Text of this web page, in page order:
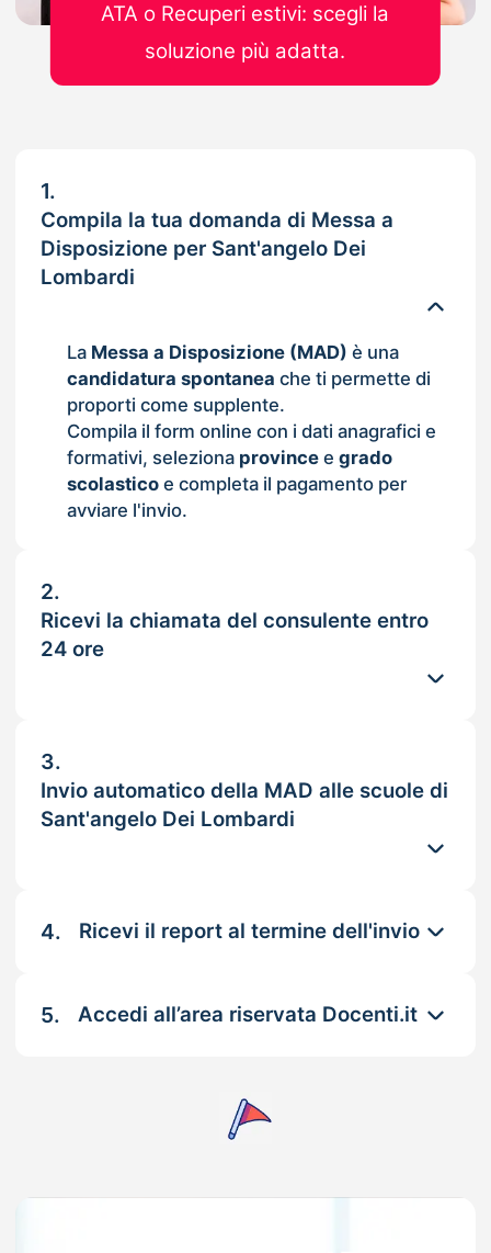
1.
Compila la tua domanda di Messa a
Disposizione per Sant'angelo Dei
Lombardi
La Messa a Disposizione (MAD) è una
candidatura spontanea che ti permette di
proporti come supplente.
Compila il form online con i dati anagrafici e
formativi, seleziona provincee grado
scolasticoe completa il pagamento per
avviare l'invio.
2.
Ricevi la chiamata del consulente entro
24 ore
3.
Invio automatico della MAD alle scuole di
Sant'angelo Dei Lombardi
4. Ricevi il report al termine dell'invio
5. Accedi all’area riservata Docenti.it
ATA o Recuperi estivi: scegli la
soluzione più adatta.